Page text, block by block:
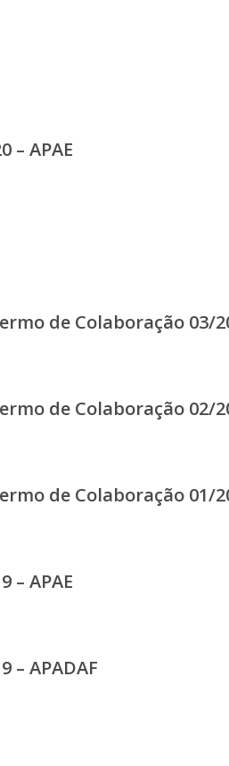
– APAE
de Colaboração 03/
de Colaboração 02/
de Colaboração 01/
– APAE
– APADAF